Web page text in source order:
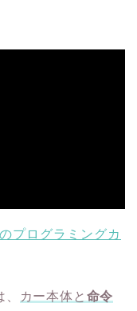
プログラミングカ
カー本体と 命令